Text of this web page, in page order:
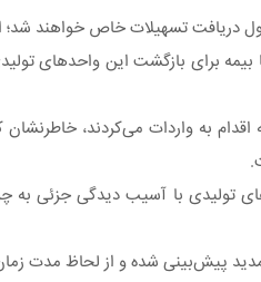
تسهیلات خاص خواهند شد؛
برای بازگشت این واحدهای
به واردات می‌کردند، خاطرنشان
تولیدی با آسیب دیدگی جزئی به
پیش‌بینی شده و از لحاظ مدت